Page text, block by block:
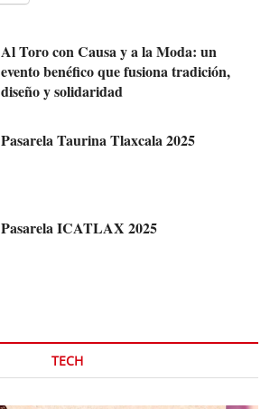
Al Toro con Causa y a la Moda: un
evento benéfico que fusiona tradición,
diseño y solidaridad
Pasarela Taurina Tlaxcala 2025
Pasarela ICATLAX 2025
TECH